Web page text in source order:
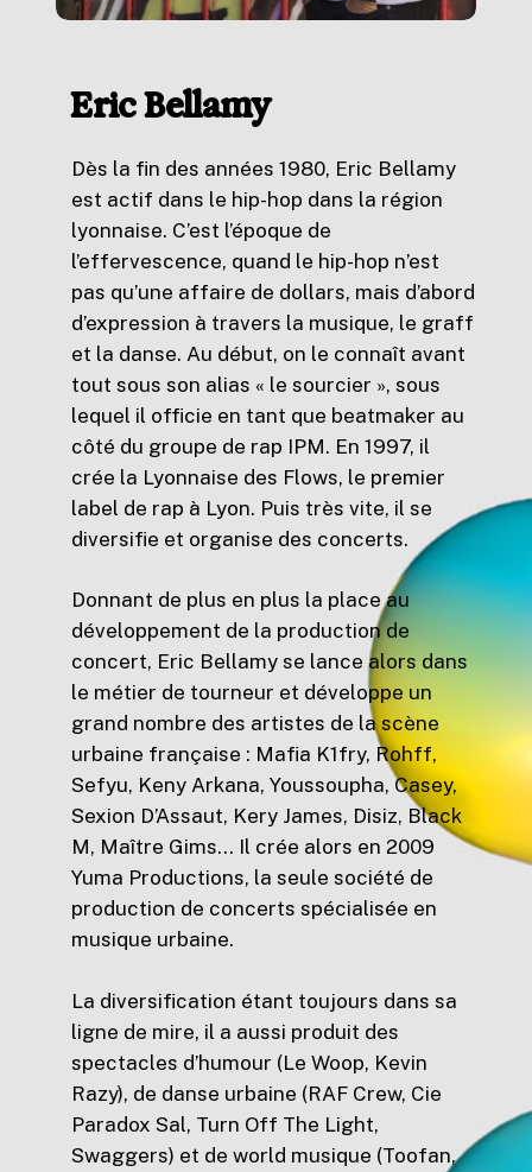
Eric Bellamy
Dès la fin des années 1980, Eric Bellamy
est actif dans le hip-hop dans la région
lyonnaise. C’est l’époque de
l’effervescence, quand le hip-hop n’est
pas qu’une affaire de dollars, mais d’abord
d’expression à travers la musique, le graff
et la danse. Au début, on le connaît avant
tout sous son alias « le sourcier », sous
lequel il officie en tant que beatmaker au
côté du groupe de rap IPM. En 1997, il
crée la Lyonnaise des Flows, le premier
label de rap à Lyon. Puis très vite, il se
diversifie et organise des concerts.
Donnant de plus en plus la place au
développement de la production de
concert, Eric Bellamy se lance alors dans
le métier de tourneur et développe un
grand nombre des artistes de la scène
urbaine française : Mafia K1fry, Rohff,
Sefyu, Keny Arkana, Youssoupha, Casey,
Sexion D’Assaut, Kery James, Disiz, Black
M, Maître Gims… Il crée alors en 2009
Yuma Productions, la seule société de
production de concerts spécialisée en
musique urbaine.
La diversification étant toujours dans sa
ligne de mire, il a aussi produit des
spectacles d’humour (Le Woop, Kevin
Razy), de danse urbaine (RAF Crew, Cie
Paradox Sal, Turn Off The Light,
Swaggers) et de world musique (Toofan,